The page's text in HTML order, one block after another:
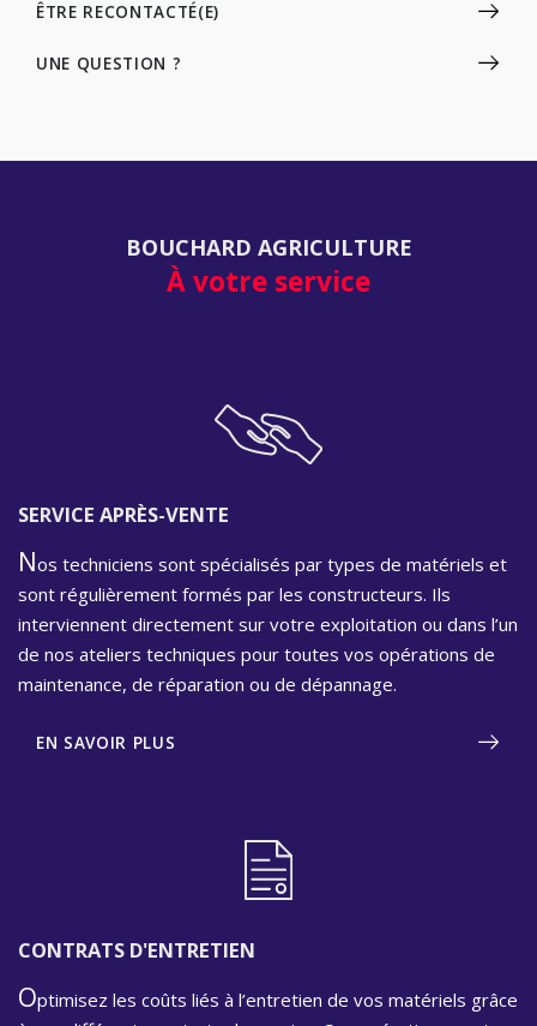
ÊTRE RECONTACTÉ(E)
UNE QUESTION ?
BOUCHARD AGRICULTURE
À votre service
SERVICE APRÈS-VENTE
Nos techniciens sont spécialisés par types de matériels et
sont régulièrement formés par les constructeurs. Ils
interviennent directement sur votre exploitation ou dans l’un
de nos ateliers techniques pour toutes vos opérations de
maintenance, de réparation ou de dépannage.
EN SAVOIR PLUS
CONTRATS D'ENTRETIEN
Optimisez les coûts liés à l’entretien de vos matériels grâce